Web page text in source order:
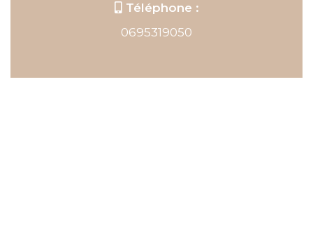
Téléphone :
0695319050